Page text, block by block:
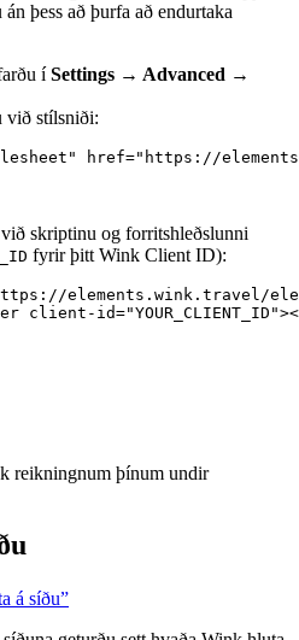
þess að þurfa að endurtaka
íSettings → Advanced →
við stílsniði:
" href=" https://
skriptinu og forritshleðslunni
fyrir þitt Wink Client ID):
elements.wink.travel/
client-id="YOUR_CLIENT_ID "
reikningnum þínum undir
á síðu”